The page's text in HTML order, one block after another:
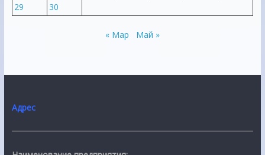
29
30
« Мар Май »
Адрес